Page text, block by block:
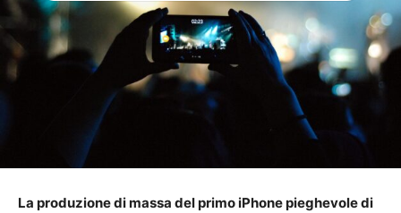
La produzione di massa del primo iPhone pieghevole di